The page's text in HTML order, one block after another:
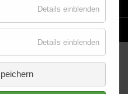
FÜR MOTORRÄDER
NACH MASS
Details einblenden
Details einblenden